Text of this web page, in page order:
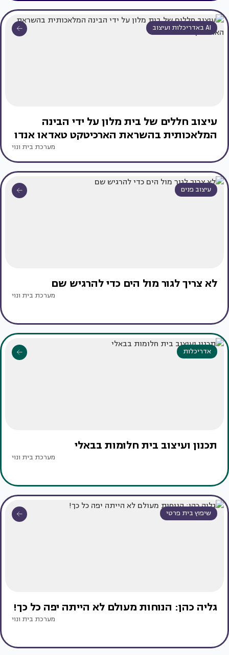
AI באדריכלות ועיצוב
עיצוב חללים של בית מלון על ידי הבינה
המלאכותית בהשראת הארכיטקט טאדאו אנדו
מערכת בית ונוי
עיצוב פנים
לא צריך לגור מול הים כדי להרגיש שם
מערכת בית ונוי
אדריכלות
תכנון ועיצוב בית חלומות בבאלי
מערכת בית ונוי
שיפוץ בית פרטי
גליה כהן: הנוחות מעולם לא הייתה יפה כל כך!
מערכת בית ונוי